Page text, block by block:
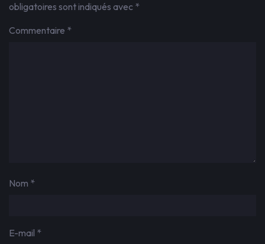
obligatoires sont indiqués avec *
Commentaire *
Nom *
E-mail *